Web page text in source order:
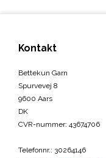
Kontakt
Bettekun Garn
Spurvevej 8
9600 Aars
DK
CVR-nummer: 43674706
Telefonnr.: 30264146